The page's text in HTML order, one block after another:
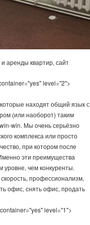
аренды квартир, сайт
level="2">
находят общий язык с
(или наоборот) таким
win. Мы очень серьёзно
комплекса или просто
при котором после
эти преимущества
уровне, чем конкуренты.
профессионализм,
офис, снять офис, продать
level="1">